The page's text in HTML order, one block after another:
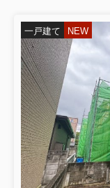
一戸建て NEW